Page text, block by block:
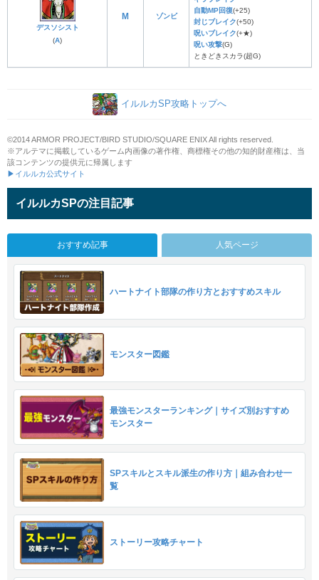
デスソシスト
(A)
M ゾンビ
自動MP回復(+25)
封じブレイク(+50)
呪いブレイク(+★)
呪い攻撃(G)
ときどきスカラ(超G)
イルルカSP攻略トップへ
©2014 ARMOR PROJECT/BIRD STUDIO/SQUARE ENIX All rights reserved.
※アルテマに掲載しているゲーム内画像の著作権、商標権その他の知的財産権は、当
該コンテンツの提供元に帰属します
▶イルルカ公式サイト
イルルカSPの注目記事
おすすめ記事 人気ページ
ハートナイト部隊の作り方とおすすめスキル
モンスター図鑑
最強モンスターランキング｜サイズ別おすすめ
モンスター
SPスキルとスキル派生の作り方｜組み合わせ一
覧
ストーリー攻略チャート